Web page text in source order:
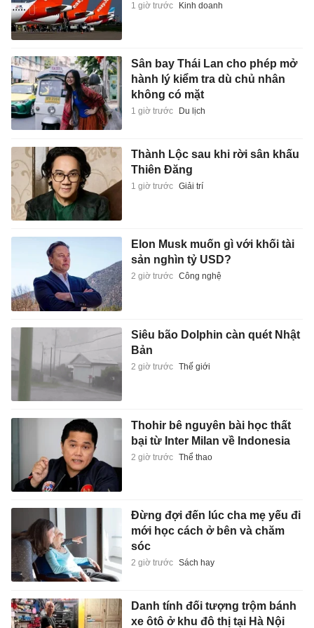
1 giờ trước Kinh doanh
Sân bay Thái Lan cho phép mở
hành lý kiểm tra dù chủ nhân
không có mặt
1 giờ trước Du lịch
Thành Lộc sau khi rời sân khấu
Thiên Đăng
1 giờ trước Giải trí
Elon Musk muốn gì với khối tài
sản nghìn tỷ USD?
2 giờ trước Công nghệ
Siêu bão Dolphin càn quét Nhật
Bản
2 giờ trước Thế giới
Thohir bê nguyên bài học thất
bại từ Inter Milan về Indonesia
2 giờ trước Thể thao
Đừng đợi đến lúc cha mẹ yếu đi
mới học cách ở bên và chăm
sóc
2 giờ trước Sách hay
Danh tính đối tượng trộm bánh
xe ôtô ở khu đô thị tại Hà Nội